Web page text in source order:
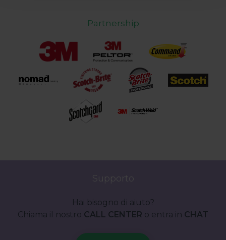
funzionamento del sito. Per tutte le informazioni complete
Partnership
Supporto
Hai bisogno di aiuto?
Chiama il nostro CALL CENTER o entra in CHAT